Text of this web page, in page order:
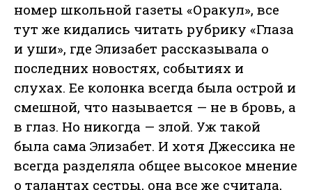
номер школьной газеты «Оракул», все
тут же кидались читать рубрику «Глаза
и уши», где Элизабет рассказывала о
последних новостях, событиях и
слухах. Ее колонка всегда была острой и
смешной, что называется — не в бровь, а
в глаз. Но никогда — злой. Уж такой
была сама Элизабет. И хотя Джессика не
всегда разделяла общее высокое мнение
о талантах сестры, она все же считала,